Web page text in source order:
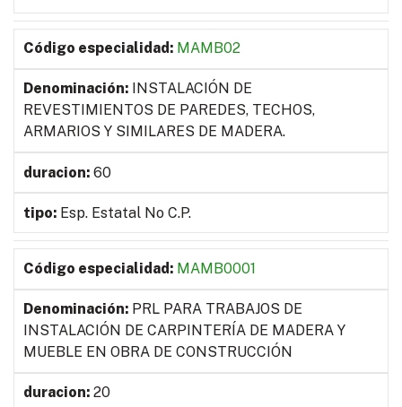
MAMB02
INSTALACIÓN DE
REVESTIMIENTOS DE PAREDES, TECHOS,
ARMARIOS Y SIMILARES DE MADERA.
60
Esp. Estatal No C.P.
MAMB0001
PRL PARA TRABAJOS DE
INSTALACIÓN DE CARPINTERÍA DE MADERA Y
MUEBLE EN OBRA DE CONSTRUCCIÓN
20